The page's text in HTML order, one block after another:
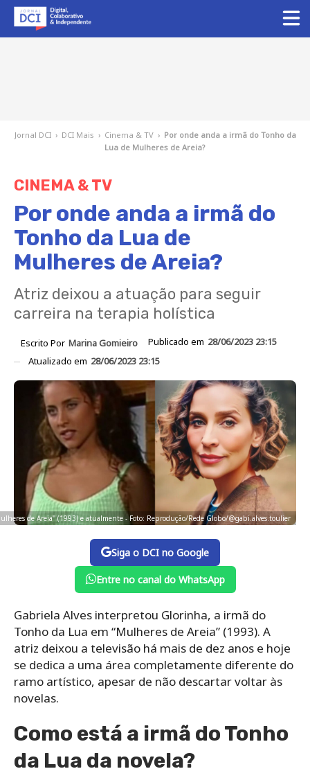
Jornal DCI › DCI Mais › Cinema & TV › Por onde anda a irmã do Tonho da
Lua de Mulheres de Areia?
CINEMA & TV
Por onde anda a irmã do
Tonho da Lua de
Mulheres de Areia?
Atriz deixou a atuação para seguir
carreira na terapia holística
Escrito Por Marina Gomieiro Publicado em 28/06/2023 23:15
Atualizado em 28/06/2023 23:15
de Areia" (1993) e atualmente - Foto: Reprodução/Rede Globo/@gabi.alves.toulier
Siga o DCI no Google
Entre no canal do WhatsApp
Gabriela Alves interpretou Glorinha, a irmã do
Tonho da Lua em “Mulheres de Areia” (1993). A
atriz deixou a televisão há mais de dez anos e hoje
se dedica a uma área completamente diferente do
ramo artístico, apesar de não descartar voltar às
novelas.
Como está a irmã do Tonho
da Lua da novela?